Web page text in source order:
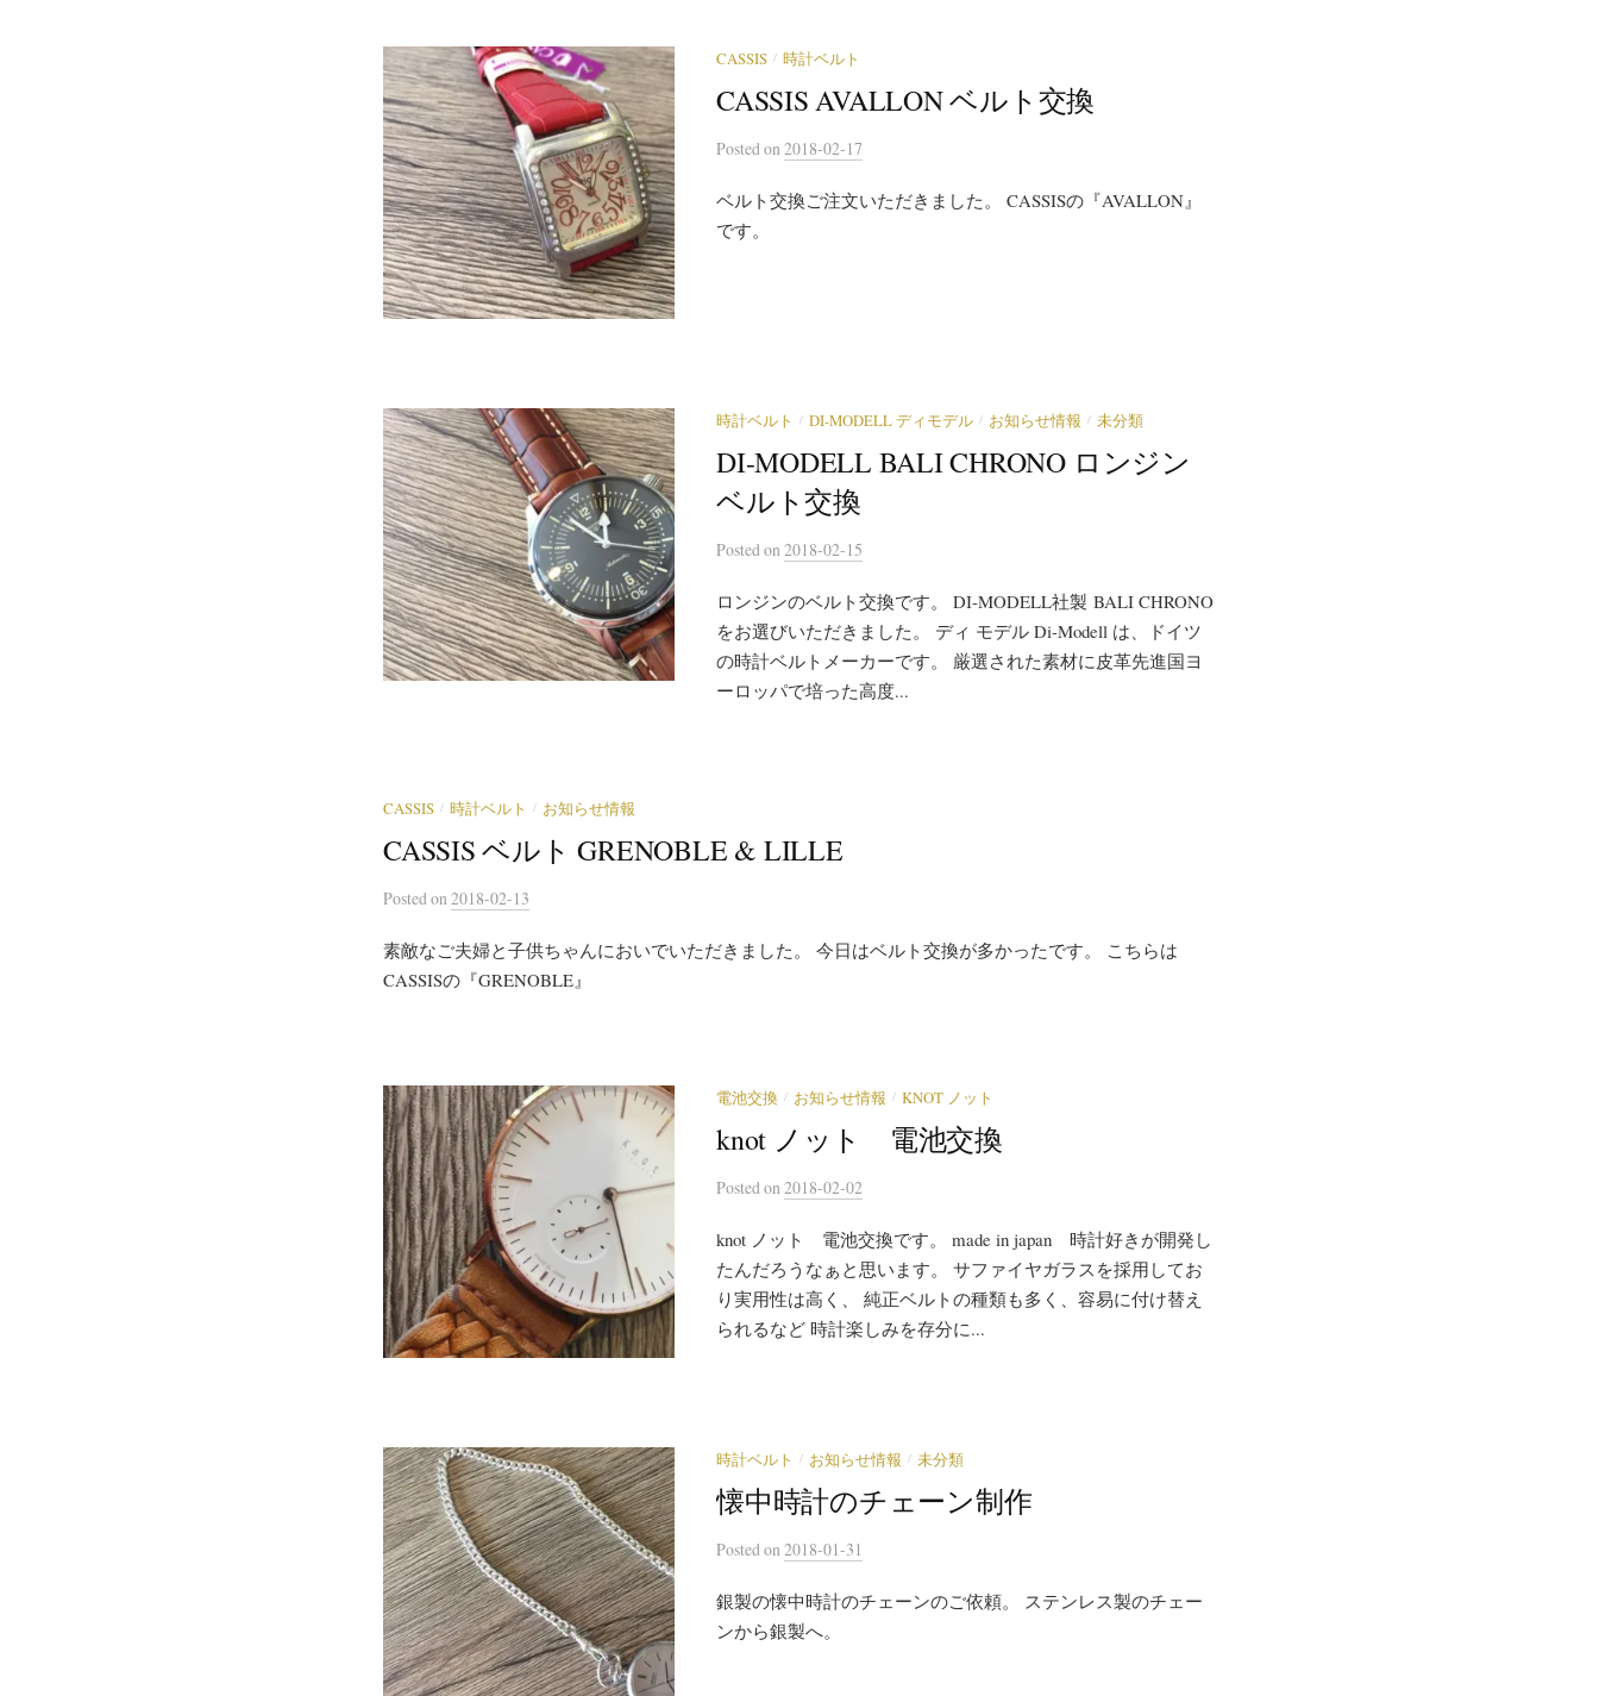
CASSIS / 時計ベルト
CASSIS AVALLON ベルト交換
Postedon 2018-02-17
ベルト交換ご注文いただきました。 CASSISの『AVALLON』
です。
時計ベルト / DI-MODELL ディモデル / お知らせ情報 / 未分類
DI-MODELL BALI CHRONO ロンジン
ベルト交換
Postedon 2018-02-15
ロンジンのベルト交換です。 DI-MODELL社製 BALI CHRONO
をお選びいただきました。 ディ モデル Di-Modell は、ドイツ
の時計ベルトメーカーです。 厳選された素材に皮革先進国ヨ
ーロッパで培った高度...
CASSIS / 時計ベルト / お知らせ情報
CASSIS ベルト GRENOBLE & LILLE
Postedon 2018-02-13
素敵なご夫婦と子供ちゃんにおいでいただきました。 今日はベルト交換が多かったです。 こちらは
CASSISの『GRENOBLE』
電池交換 / お知らせ情報 / KNOT ノット
knot ノット 電池交換
Postedon 2018-02-02
knot ノット 電池交換です。 made in japan 時計好きが開発し
たんだろうなぁと思います。 サファイヤガラスを採用してお
り実用性は高く、 純正ベルトの種類も多く、容易に付け替え
られるなど 時計楽しみを存分に...
時計ベルト / お知らせ情報 / 未分類
懐中時計のチェーン制作
Posted on 2018-01-31
銀製の懐中時計のチェーンのご依頼。 ステンレス製のチェー
ンから銀製へ。